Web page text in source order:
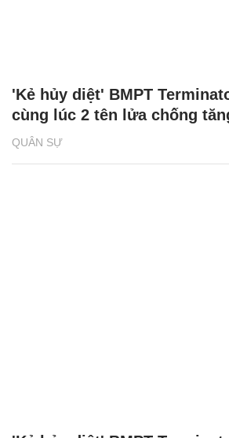
QUÂN SỰ
'Kẻ hủy diệt' BMPT
cùng lúc 2 tên lửa chống